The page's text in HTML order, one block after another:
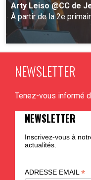
Arty Leiso @CC de
À partir de la 2e
NEWSLETTER
Tenez-vous informé
NEWSLETTER
Inscrivez-vous à
actualités.
ADRESSE EMAIL *